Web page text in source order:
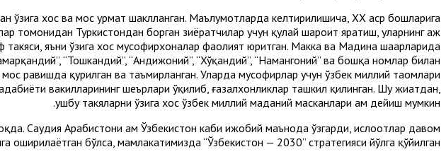
хос ва мос ҳурмат шаклланган. Маълумотларда келтирилишича, ХХ аср бошларига
томонидан Туркистондан борган зиёратчилар учун қулай шароит яратиш, уларнинг ҳаж
яъни ўзига хос мусофирхоналар фаолият юритган. Макка ва Мадина шаҳарларида
“Тошкандий”, “Андижоний”, “Хўқандий”, “Намангоний” ва бошқа номлар билан
равишда қурилган ва таъмирланган. Уларда мусофирлар учун ўзбек миллий таомлари
вакилларининг шеърлари ўқилиб, ғазалхонликлар ташкил қилинган. Шу жиҳатдан,
ушбу такяларни ўзига хос ўзбек миллий маданий масканлари ҳам дейиш мумкин.
Саудия Арабистони ҳам Ўзбекистон каби ижобий маънода ўзгарди, ислоҳотлар давом
оширилаётган бўлса, мамлакатимизда “Ўзбекистон — 2030” стратегияси йўлга қўйилган.